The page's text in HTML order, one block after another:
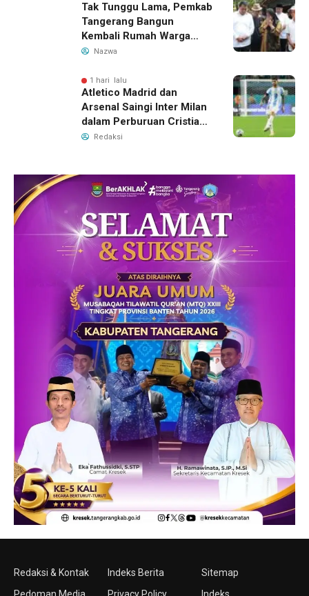
Tak Tunggu Lama, Pemkab
Tangerang Bangun
Kembali Rumah Warga
yang Roboh Akibat Puting
Nazwa
1 hari lalu
Atletico Madrid dan
Arsenal Saingi Inter Milan
dalam Perburuan Cristian
Romero, Transfer Bek
Redaksi
Redaksi & Kontak
Indeks Berita
Sitemap